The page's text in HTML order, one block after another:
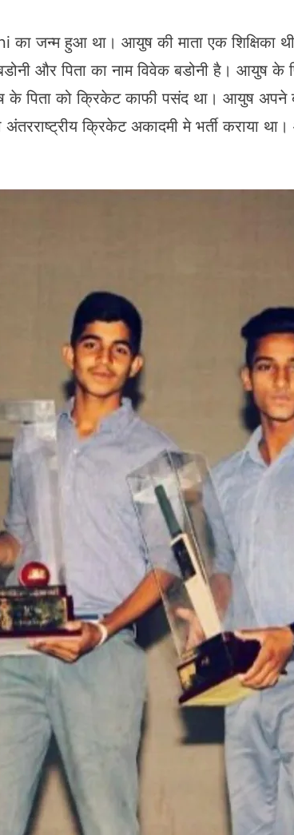
जन्म हुआ था। आयुष की माता एक शिक्षिका
और पिता का नाम विवेक बडोनी है। आयुष
के पिता को क्रिकेट काफी पसंद था। आयुष
क्रिकेट अकादमी मे भर्ती कराया